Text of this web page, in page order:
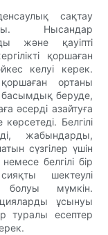
сақтау
Нысандар
және қауіпті
қоршаған
келуі керек.
ортаны
басымдық беруде,
әсерді азайтуға
Белгілі
жабындарды,
сүзгілер үшін
белгілі бір
шектеулі
болуы мүмкін.
ұсынуы
туралы есептер